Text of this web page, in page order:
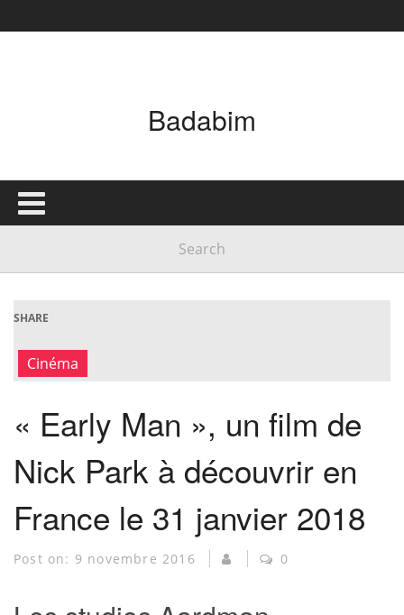
Badabim
SHARE
Cinéma
« Early Man », un film de
Nick Park à découvrir en
France le 31 janvier 2018
Post on: 9 novembre 2016 0